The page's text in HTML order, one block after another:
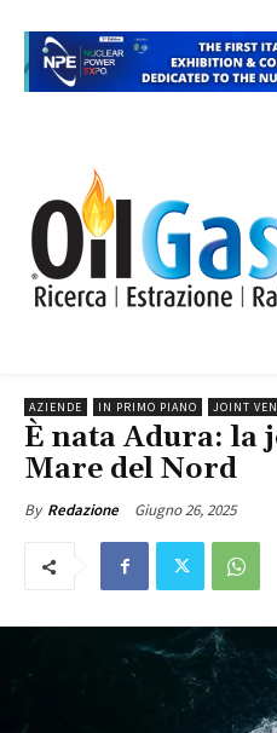
AZIENDE IN PRIMO PIANO JOINT
È nata Adura: la
Mare del Nord
By Redazione Giugno 26, 2025